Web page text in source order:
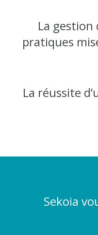
La gestion
pratiques
La réussite
Sekoia